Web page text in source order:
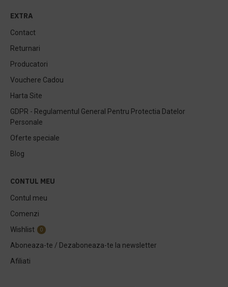
EXTRA
Contact
Returnari
Producatori
Vouchere Cadou
Harta Site
GDPR - Regulamentul General Pentru Protectia Datelor
Personale
Oferte speciale
Blog
CONTUL MEU
Contul meu
Comenzi
Wishlist
0
Aboneaza-te / Dezaboneaza-te la newsletter
Afiliati